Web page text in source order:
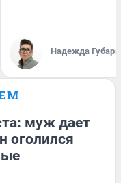
Надежда Губарь
муж дает
оголился